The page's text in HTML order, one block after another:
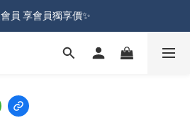
購物金 | 全館購物滿＄599 免運
員 享會員獨享價✨
單通知 進度及時掌握